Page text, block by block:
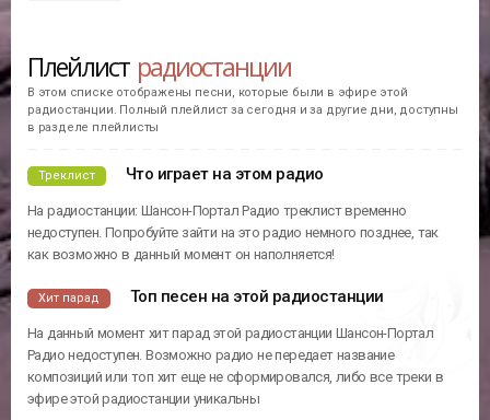
Плейлист радиостанции
В этом списке отображены песни, которые были в эфире этой
радиостанции. Полный плейлист за сегодня и за другие дни, доступны
в разделе плейлисты
Треклист Что играет на этом радио
На радиостанции: Шансон-Портал Радио треклист временно
недоступен. Попробуйте зайти на это радио немного позднее, так
как возможно в данный момент он наполняется!
Хит парад Топ песен на этой радиостанции
На данный момент хит парад этой радиостанции Шансон-Портал
Радио недоступен. Возможно радио не передает название
композиций или топ хит еще не сформировался, либо все треки в
эфире этой радиостанции уникальны